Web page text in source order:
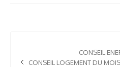
CONSEIL
CONSEIL LOGEMENT DU